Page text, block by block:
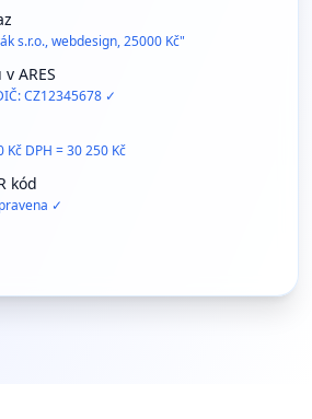
s.r.o., webdesign, 25000 Kč"
ARES
CZ12345678 ✓
Kč DPH = 30 250 Kč
kód
✓